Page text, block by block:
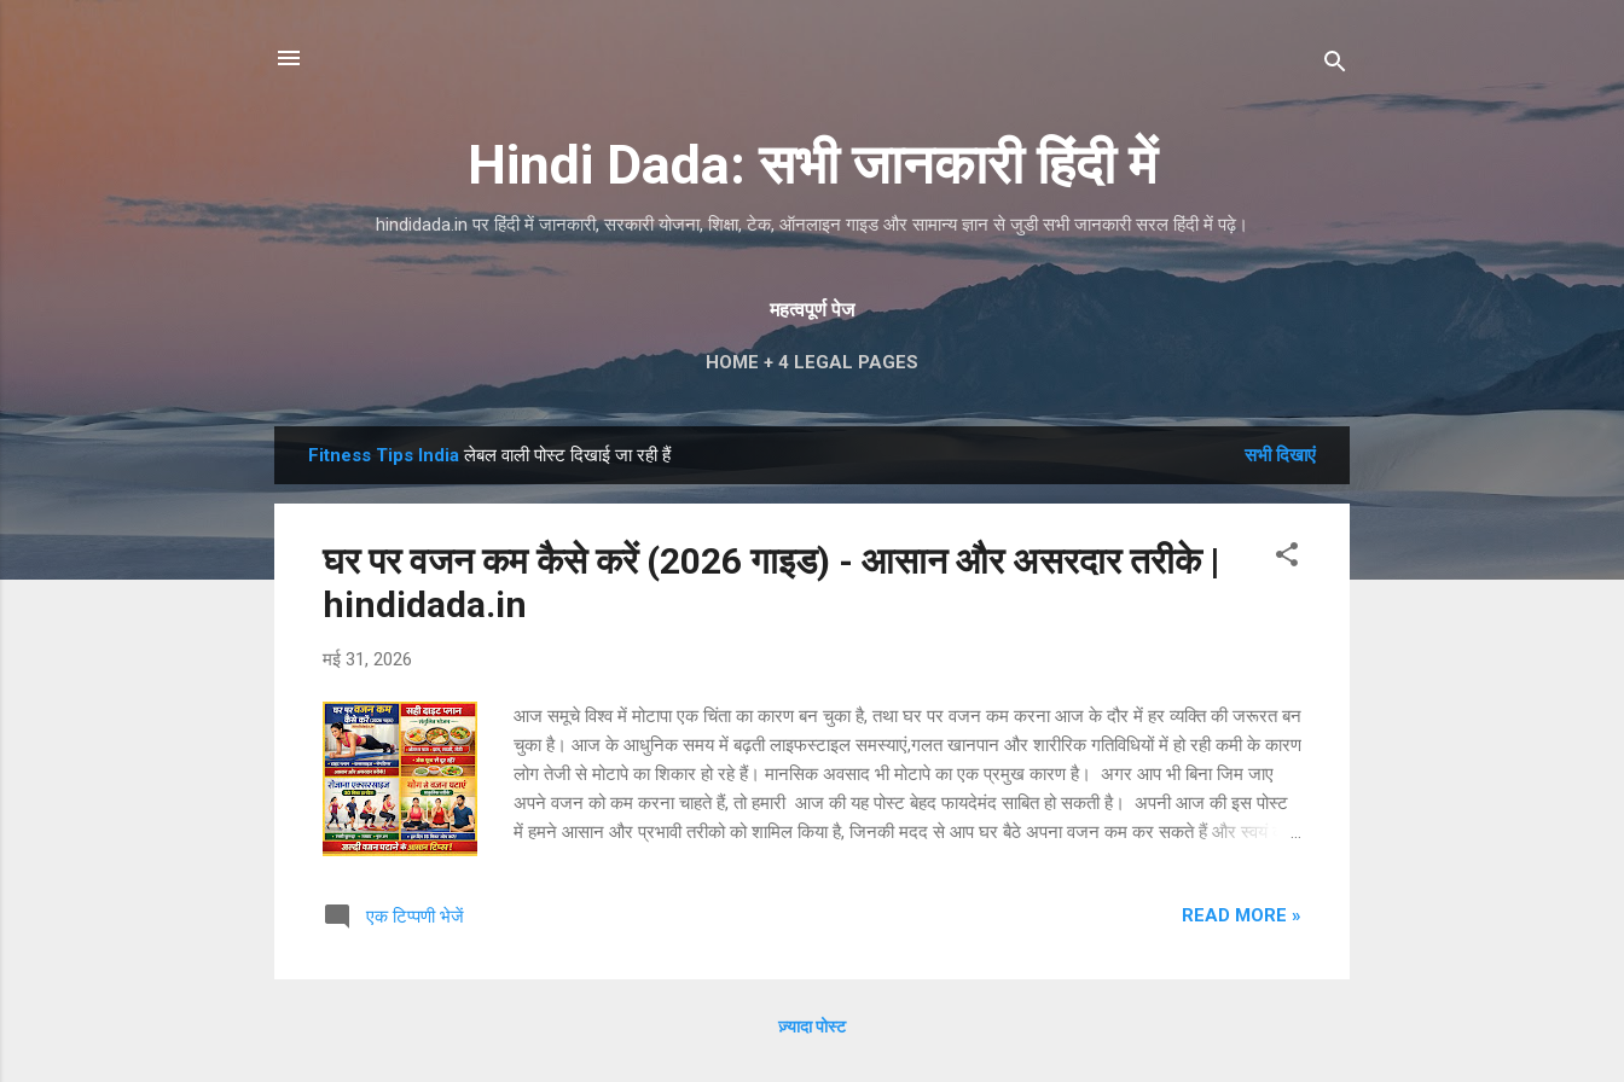
Hindi Dada: सभी जानकारी हिंदी में
hindidada.in पर हिंदी में जानकारी, सरकारी योजना, शिक्षा, टेक, ऑनलाइन गाइड और सामान्य ज्ञान से जुडी सभी जानकारी सरल हिंदी में पढ़े।
महत्वपूर्ण पेज
HOME + 4 LEGAL PAGES
दे
Fitness Tips Indiaलेबल वाली पोस्ट दिखाई जा रही हैं सभी दिखाएं
घर पर वजन कम कैसे करें (2026 गाइड) - आसान और असरदार तरीके |
hindidada.in
मई 31, 2026
आज समूचे विश्व में मोटापा एक चिंता का कारण बन चुका है, तथा घर पर वजन कम करना आज के दौर में हर व्यक्ति की जरूरत बन
चुका है। आज के आधुनिक समय में बढ़ती लाइफस्टाइल समस्याएं,गलत खानपान और शारीरिक गतिविधियों में हो रही कमी के कारण
लोग तेजी से मोटापे का शिकार हो रहे हैं। मानसिक अवसाद भी मोटापे का एक प्रमुख कारण है। अगर आप भी बिना जिम जाए
अपने वजन को कम करना चाहते हैं, तो हमारी आज की यह पोस्ट बेहद फायदेमंद साबित हो सकती है। अपनी आज की इस पोस्ट
में हमने आसान और प्रभावी तरीको को शामिल किया है, जिनकी मदद से आप घर बैठे अपना वजन कम कर सकते हैं और स्वयं को
एक्सरसाइज़ करना भी जरुरी है। आप घर पर ही स्किपिंग,स्क्वाट,पुश-अप और योग जैसे आसान वर्कआउट कर सकते हैं, इसके
एक टिप्पणी भेजें READ MORE »
ज़्यादा पोस्ट